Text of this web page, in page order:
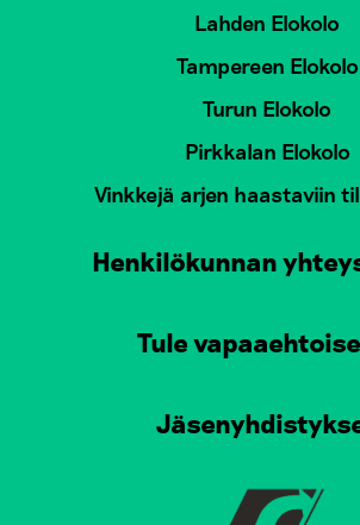
Lahden Elokolo
Tampereen Elokolo
Turun Elokolo
Pirkkalan Elokolo
Vinkkejä arjen haastaviin
Henkilökunnan
Tule